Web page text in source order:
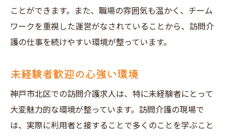
ことができます。また、職場の雰囲気も温かく、チーム
ワークを重視した運営がなされていることから、訪問介
護の仕事を続けやすい環境が整っています。
未経験者歓迎の心強い環境
神戸市北区での訪問介護求人は、特に未経験者にとって
大変魅力的な環境が整っています。訪問介護の現場で
は、実際に利用者と接することで多くのことを学ぶこと